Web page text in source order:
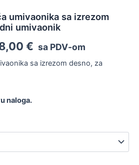
umivaonika sa izrezom
umivaonik
€ sa PDV-om
sa izrezom desno, za
naloga.